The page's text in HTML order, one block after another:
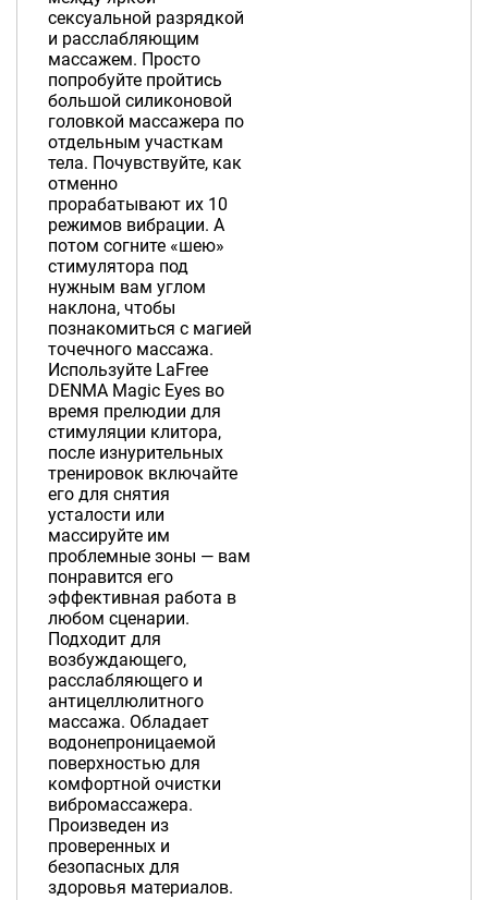
сексуальной разрядкой
и расслабляющим
массажем. Просто
попробуйте пройтись
большой силиконовой
головкой массажера по
отдельным участкам
тела. Почувствуйте, как
отменно
прорабатывают их 10
режимов вибрации. А
потом согните «шею»
стимулятора под
нужным вам углом
наклона, чтобы
познакомиться с магией
точечного массажа.
Используйте LaFree
DENMA Magic Eyes во
время прелюдии для
стимуляции клитора,
после изнурительных
тренировок включайте
его для снятия
усталости или
массируйте им
проблемные зоны — вам
понравится его
эффективная работа в
любом сценарии.
Подходит для
возбуждающего,
расслабляющего и
антицеллюлитного
массажа. Обладает
водонепроницаемой
поверхностью для
комфортной очистки
вибромассажера.
Произведен из
проверенных и
безопасных для
здоровья материалов.